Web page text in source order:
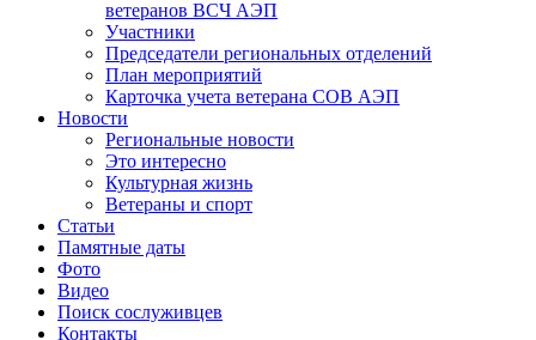
ветеранов ВСЧ АЭП
Участники
Председатели региональных отделений
План мероприятий
Карточка учета ветерана CОВ АЭП
Новости
Региональные новости
Это интересно
Культурная жизнь
Ветераны и спорт
Статьи
Памятные даты
Фото
Видео
Поиск сослуживцев
Контакты